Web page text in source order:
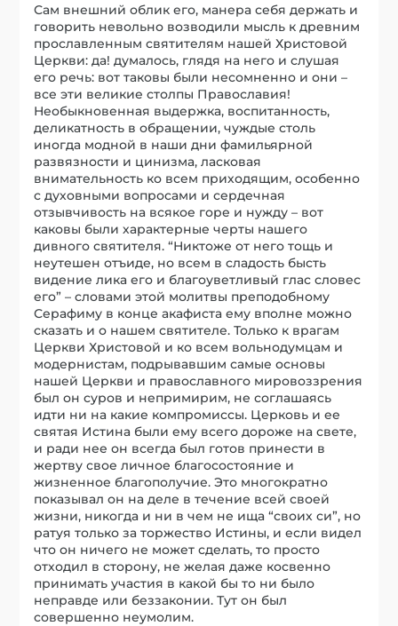
Сам внешний облик его, манера себя держать и
говорить невольно возводили мысль к древним
прославленным святителям нашей Христовой
Церкви: да! думалось, глядя на него и слушая
его речь: вот таковы были несомненно и они –
все эти великие столпы Православия!
Необыкновенная выдержка, воспитанность,
деликатность в обращении, чуждые столь
иногда модной в наши дни фамильярной
развязности и цинизма, ласковая
внимательность ко всем приходящим, особенно
с духовными вопросами и сердечная
отзывчивость на всякое горе и нужду – вот
каковы были характерные черты нашего
дивного святителя. “Никтоже от него тощь и
неутешен отъиде, но всем в сладость бысть
видение лика его и благоуветливый глас словес
его” – словами этой молитвы преподобному
Серафиму в конце акафиста ему вполне можно
сказать и о нашем святителе. Только к врагам
Церкви Христовой и ко всем вольнодумцам и
модернистам, подрывавшим самые основы
нашей Церкви и православного мировоззрения
был он суров и непримирим, не соглашаясь
идти ни на какие компромиссы. Церковь и ее
святая Истина были ему всего дороже на свете,
и ради нее он всегда был готов принести в
жертву свое личное благосостояние и
жизненное благополучие. Это многократно
показывал он на деле в течение всей своей
жизни, никогда и ни в чем не ища “своих си”, но
ратуя только за торжество Истины, и если видел
что он ничего не может сделать, то просто
отходил в сторону, не желая даже косвенно
принимать участия в какой бы то ни было
неправде или беззаконии. Тут он был
совершенно неумолим.